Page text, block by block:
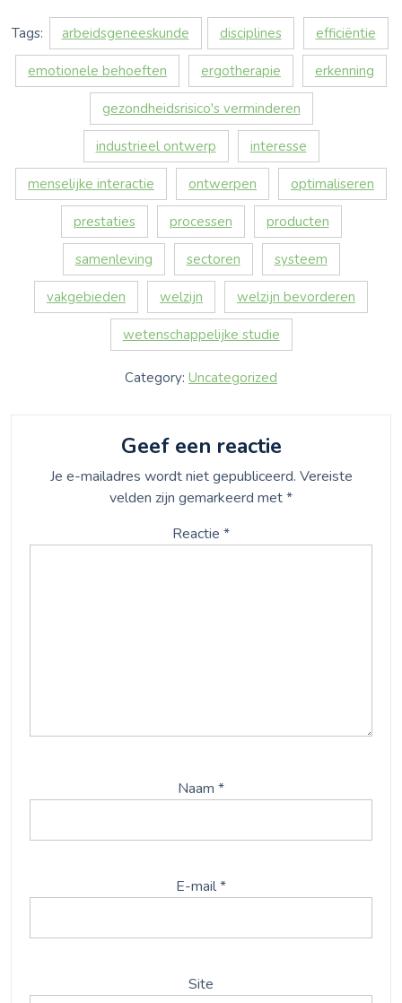
Tags: arbeidsgeneeskunde disciplines efficiëntie
emotionele behoeften ergotherapie erkenning
gezondheidsrisico's verminderen
industrieel ontwerp interesse
menselijke interactie ontwerpen optimaliseren
prestaties processen producten
samenleving sectoren systeem
vakgebieden welzijn welzijn bevorderen
wetenschappelijke studie
Category: Uncategorized
Geef een reactie
Je e-mailadres wordt niet gepubliceerd. Vereiste
velden zijn gemarkeerd met*
Reactie *
Naam *
E-mail*
Site